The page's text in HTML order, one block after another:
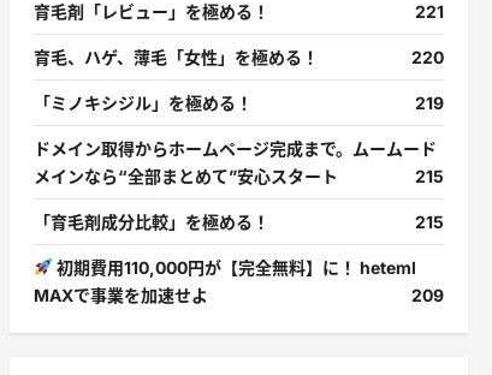
育毛剤「レビュー」を極める！ 221
育毛、ハゲ、薄毛「女性」を極める！ 220
「ミノキシジル」を極める！ 219
ドメイン取得からホームページ完成まで。ムームード
メインなら“全部まとめて”安心スタート
215
「育毛剤成分比較」を極める！ 215
初期費用110,000円が【完全無料】に！ heteml
MAXで事業を加速せよ
209